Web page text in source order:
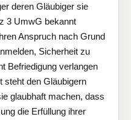
deren Gläubiger sie
3 UmwG bekannt
Anspruch nach Grund
Sicherheit zu
Befriedigung verlangen
steht den Gläubigern
glaubhaft machen, dass
die Erfüllung ihrer